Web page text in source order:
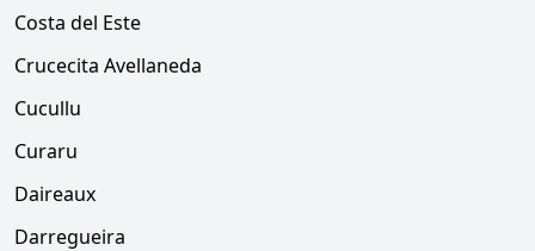
Costa del Este
Crucecita Avellaneda
Cucullu
Curaru
Daireaux
Darregueira